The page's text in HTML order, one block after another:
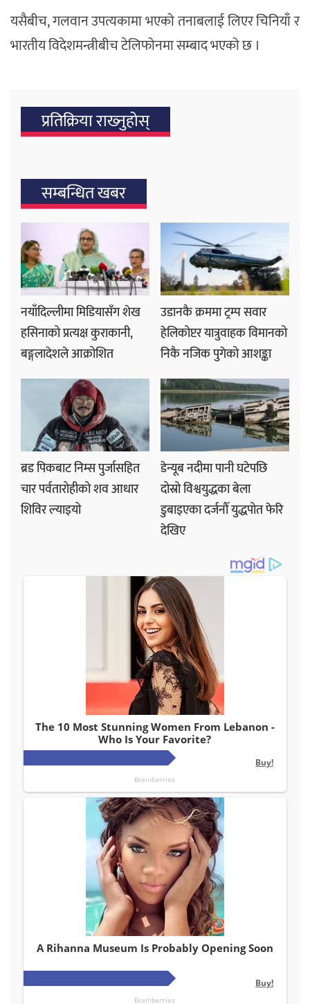
यसैबीच, गलवान उपत्यकामा भएको तनाबलाई लिएर चिनियाँ र
भारतीय विदेशमन्त्रीबीच टेलिफोनमा सम्बाद भएको छ ।
प्रतिक्रिया राख्‍नुहोस्
सम्बन्धित खबर
नयाँदिल्लीमा मिडियासँग शेख
हसिनाको प्रत्यक्ष कुराकानी,
बङ्गलादेशले आक्रोशित
उडानकै क्रममा ट्रम्प सवार
हेलिकोप्टर यात्रुवाहक विमानको
निकै नजिक पुगेको आशङ्का
ब्रड पिकबाट निम्स पुर्जासहित
चार पर्वतारोहीको शव आधार
शिविर ल्याइयो
डेन्यूब नदीमा पानी घटेपछि
दोस्रो विश्वयुद्धका बेला
डुबाइएका दर्जनौँ युद्धपोत फेरि
देखिए